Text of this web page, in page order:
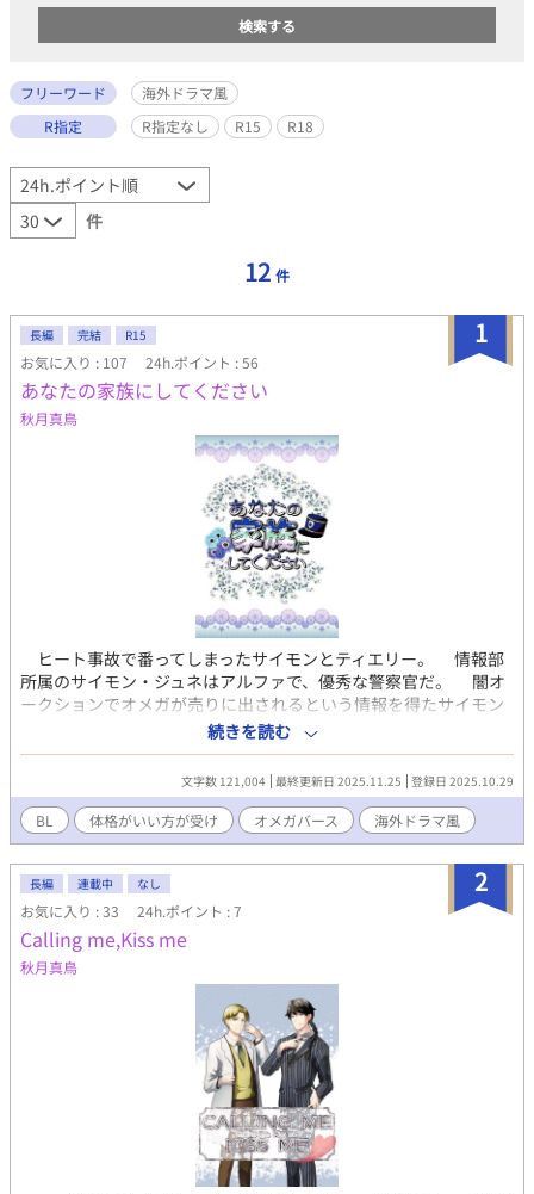
フリーワード
海外ドラマ風
R指定
R指定なし R15 R18
件
12 件
1
長編 完結 R15
お気に入り : 107 24h.ポイント : 56
あなたの家族にしてください
秋月真鳥
ヒート事故で番ってしまったサイモンとティエリー。 情報部
所属のサイモン・ジュネはアルファで、優秀な警察官だ。 闇オ
ークションでオメガが売りに出されるという情報を得たサイモン
は、チームの一員としてオークション会場に潜入捜査に行く。
そこで出会った長身で逞しくも美しいオメガ、ティエリー・クル
ーゾーのヒートにあてられて、サイモンはティエリーと番ってし
まう。 サイモンはオメガのフェロモンに強い体質で、強い抑制
剤も服用していたし、緊急用の抑制剤も打っていた。 対するテ
ィエリーはフェロモンがほとんど感じられないくらいフェロモン
の薄いオメガだった。 それなのに、なぜ。 番にしてしまった
責任を取ってサイモンはティエリーと結婚する。 一緒に過ごす
うちにサイモンはティエリーの物静かで寂しげな様子に惹かれて
愛してしまう。 ティエリーの方も誠実で優しいサイモンを愛し
てしまう。しかし、サイモンは責任感だけで自分と結婚したとテ
ィエリーは思い込んで苦悩する。 すれ違う運命の番が家族にな
るまでの海外ドラマ風オメガバースBLストーリー。 ※奇数話が攻
め視点で、偶数話が受け視点です。 ※エブリスタ、ムーンライト
ノベルズ、ネオページにも掲載しています。
続きを読む
文字数 121,004 最終更新日 2025.11.25 登録日 2025.10.29
BL 体格がいい方が受け オメガバース 海外ドラマ風
2
長編 連載中 なし
お気に入り : 33 24h.ポイント : 7
Calling me,Kiss me
秋月真鳥